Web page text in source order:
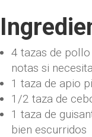
4 tazas de
notas si
1 taza de apio
1/2 taza de
1 taza de
bien escurridos